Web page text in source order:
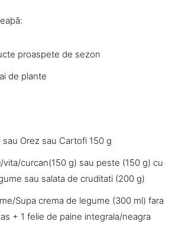
proaspete de sezon
de plante
Orez sau Cartofi 150 g
curcan(150 g) sau peste (150 g) cu
sau salata de cruditati (200 g)
Supa crema de legume (300 ml) fara
+ 1 felie de paine integrala/neagra